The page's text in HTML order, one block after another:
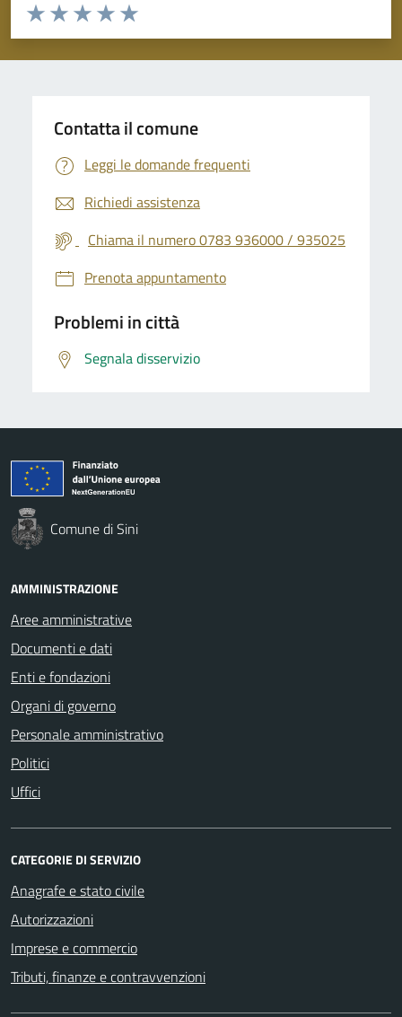
Valuta da 1 a 5 stelle la pagina
Valuta 5 stelle su 5
Valuta 4 stelle su 5
Valuta 3 stelle su 5
Valuta 2 stelle su 5
Valuta 1 stelle su 5
Contatta il comune
Leggi le domande frequenti
Richiedi assistenza
Chiama il numero 0783 936000 / 935025
Prenota appuntamento
Problemi in città
Segnala disservizio
Comune di Sini
AMMINISTRAZIONE
Aree amministrative
Documenti e dati
Enti e fondazioni
Organi di governo
Personale amministrativo
Politici
Uffici
CATEGORIE DI SERVIZIO
Anagrafe e stato civile
Autorizzazioni
Imprese e commercio
Tributi, finanze e contravvenzioni